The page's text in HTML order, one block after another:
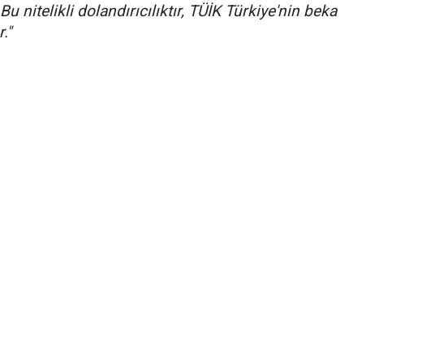
nitelikli dolandırıcılıktır, TÜİK Türkiye'nin beka